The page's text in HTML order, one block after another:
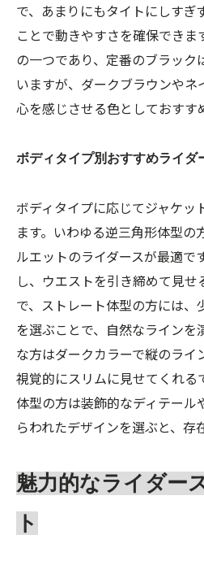
で、あまりにもタイトにしすぎ
ことで動きやすさを確保できま
の一つであり、定番のブラック
いますが、ダークブラウンや
心を感じさせる色としておすす
ボディタイプ別おすすめライダ
ボディタイプに応じてジャケッ
ます。いわゆる逆三角形体型の
ルエットのライダースが最適で
し、ウエストを引き締めて見せ
で、ストレート体型の方には、
を選ぶことで、自然なラインを
な方はダークカラーで縦のライ
視覚的にスリムに見せてくれる
体型の方は装飾的なディテール
らわれたデザインを選ぶと、存
魅力的なライダー
ト